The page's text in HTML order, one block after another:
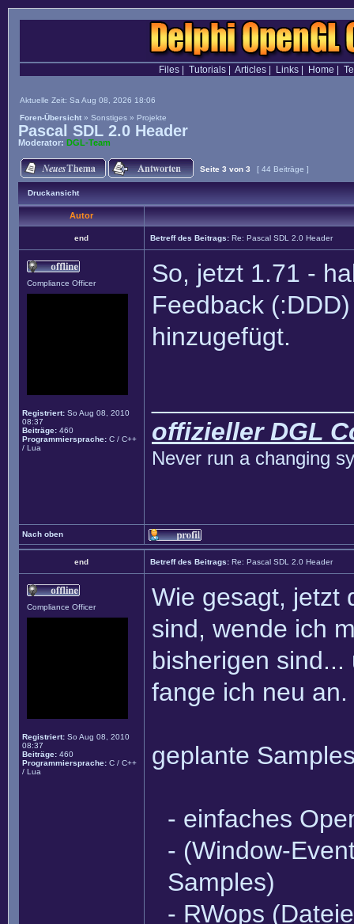
Files| Tutorials| Articles| Links| Home
Aktuelle Zeit: Sa Aug 08, 2026 18:06
Foren-Übersicht » Sonstiges » Projekte
Pascal SDL 2.0 Header
Moderator: DGL-Team
Seite 3 von 3 [ 44 Beiträge ]
Druckansicht
Autor
end Betreff des Beitrags: Re: Pascal SDL 2.0 Header
Compliance Officer
Registriert: So Aug 08, 2010
08:37
Beiträge: 460
Programmiersprache: C / C++
/ Lua
So, jetzt 1.71 -
Feedback
hinzugefügt.
offizieller DGL
Never run a changing
Nach oben
end Betreff des Beitrags: Re: Pascal SDL 2.0 Header
Compliance Officer
Registriert: So Aug 08, 2010
08:37
Beiträge: 460
Programmiersprache: C / C++
/ Lua
Wie gesagt, jetzt
sind, wende ich
bisherigen
fange ich neu
geplante
- einfaches
- (Window-
Samples)
- RWops